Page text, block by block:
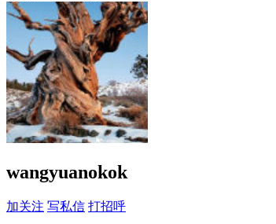
wangyuanokok
加关注 写私信 打招呼